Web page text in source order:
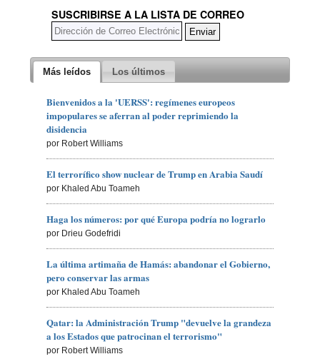
SUSCRIBIRSE A LA LISTA DE CORREO
Más leídos Los últimos
Bienvenidos a la 'UERSS': regímenes europeos
impopulares se aferran al poder reprimiendo la
disidencia
por Robert Williams
El terrorífico show nuclear de Trump en Arabia Saudí
por Khaled Abu Toameh
Haga los números: por qué Europa podría no lograrlo
por Drieu Godefridi
La última artimaña de Hamás: abandonar el Gobierno,
pero conservar las armas
por Khaled Abu Toameh
Qatar: la Administración Trump "devuelve la grandeza
a los Estados que patrocinan el terrorismo"
por Robert Williams